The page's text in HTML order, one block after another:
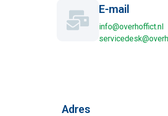
E-mail
info@overhoffict.nl
Adres